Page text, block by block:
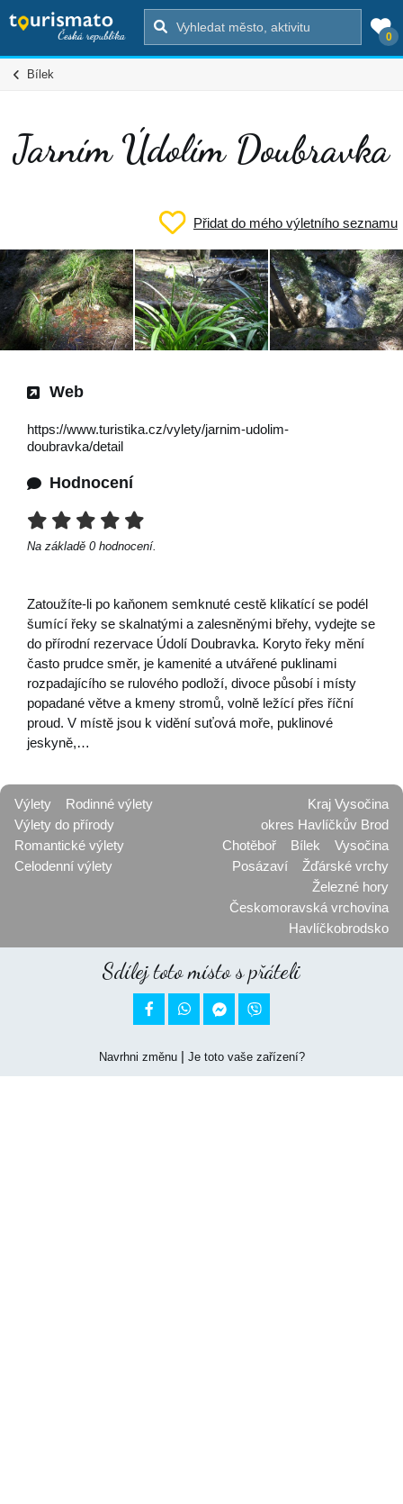
0
Bílek
Jarním Údolím Doubravka
Přidat do mého výletního seznamu
Web
https://www.turistika.cz/vylety/jarnim-udolim-
doubravka/detail
Hodnocení
Na základě 0 hodnocení.
Zatoužíte-li po kaňonem semknuté cestě klikatící se podél
šumící řeky se skalnatými a zalesněnými břehy, vydejte se
do přírodní rezervace Údolí Doubravka. Koryto řeky mění
často prudce směr, je kamenité a utvářené puklinami
rozpadajícího se rulového podloží, divoce působí i místy
popadané větve a kmeny stromů, volně ležící přes říční
proud. V místě jsou k vidění suťová moře, puklinové
jeskyně,…
Výlety
Rodinné výlety
Výlety do přírody
Romantické výlety
Celodenní výlety
Kraj Vysočina
okres Havlíčkův Brod
Chotěboř
Bílek
Vysočina
Posázaví
Žďárské vrchy
Železné hory
Českomoravská vrchovina
Havlíčkobrodsko
Sdílej toto místo s přáteli
 
Navrhni změnu| Je toto vaše zařízení?